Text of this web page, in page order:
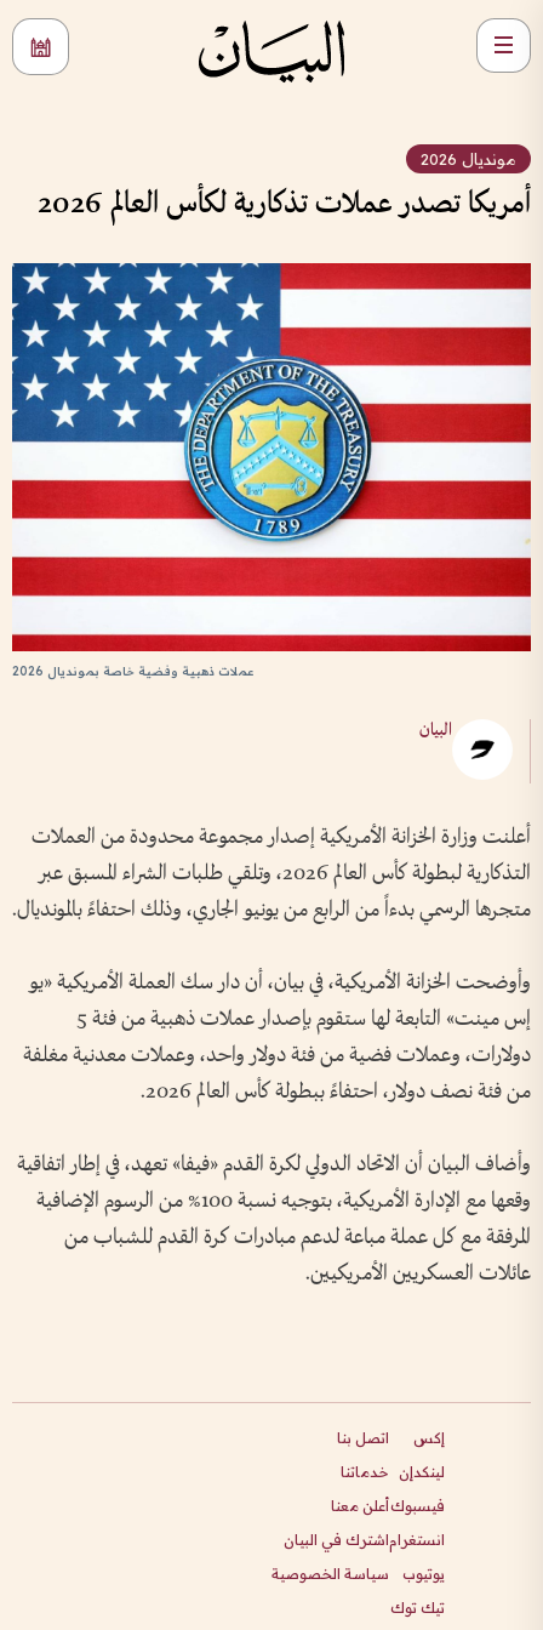
مونديال 2026
أمريكا تصدر عملات تذكارية لكأس العالم 2026
عملات ذهبية وفضية خاصة بمونديال 2026
البيان
أعلنت وزارة الخزانة الأمريكية إصدار مجموعة محدودة من العملات
التذكارية لبطولة كأس العالم 2026، وتلقي طلبات الشراء المسبق عبر
متجرها الرسمي بدءاً من الرابع من يونيو الجاري، وذلك احتفاءً بالمونديال.
وأوضحت الخزانة الأمريكية، في بيان، أن دار سك العملة الأمريكية «يو
إس مينت» التابعة لها ستقوم بإصدار عملات ذهبية من فئة 5
دولارات، وعملات فضية من فئة دولار واحد، وعملات معدنية مغلفة
من فئة نصف دولار، احتفاءً ببطولة كأس العالم 2026.
وأضاف البيان أن الاتحاد الدولي لكرة القدم «فيفا» تعهد، في إطار اتفاقية
وقعها مع الإدارة الأمريكية، بتوجيه نسبة 100% من الرسوم الإضافية
المرفقة مع كل عملة مباعة لدعم مبادرات كرة القدم للشباب من
عائلات العسكريين الأمريكيين.
إكس
لينكدإن
فيسبوك
انستغرام
يوتيوب
تيك توك
اتصل بنا
خدماتنا
أعلن معنا
اشترك في البيان
سياسة الخصوصية